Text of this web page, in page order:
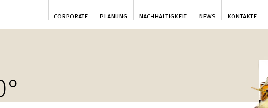
CORPORATE PLANUNG NACHHALTIGKEIT NEWS KONTAKTE